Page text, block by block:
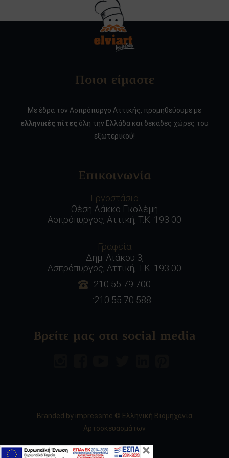
Ποιοι είμαστε
Με έδρα τον Ασπρόπυργο Αττικής, προμηθεύουμε με
ελληνικές πίτες όλη την Ελλάδα και δεκάδες χώρες του
εξωτερικού!
Επικοινωνία
Εργοστάσιο
Θέση Λάκκο Γκολέμη
Ασπρόπυργος, Αττική, Τ.Κ. 193 00
Γραφεία
Δημ. Λιάκου 3,
Ασπρόπυργος, Αττική, Τ.Κ. 193 00
:210 55 79 700
:210 55 70 588
Βρείτε μας στα social media
Branded by impressme © Ελληνική Βιομηχανία
Αρτοσκευασμάτων
×